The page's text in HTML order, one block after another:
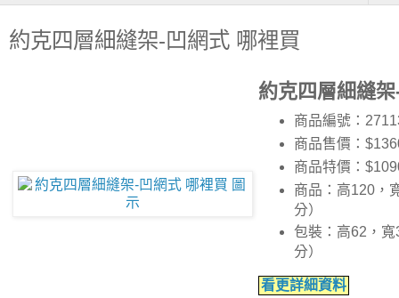
約克四層細縫架-凹網式 哪裡買
約克四層細縫
商品編號：
商品售價：
商品特價：
商品：高120，
分）
包裝：高62，
分）
看更詳細資料